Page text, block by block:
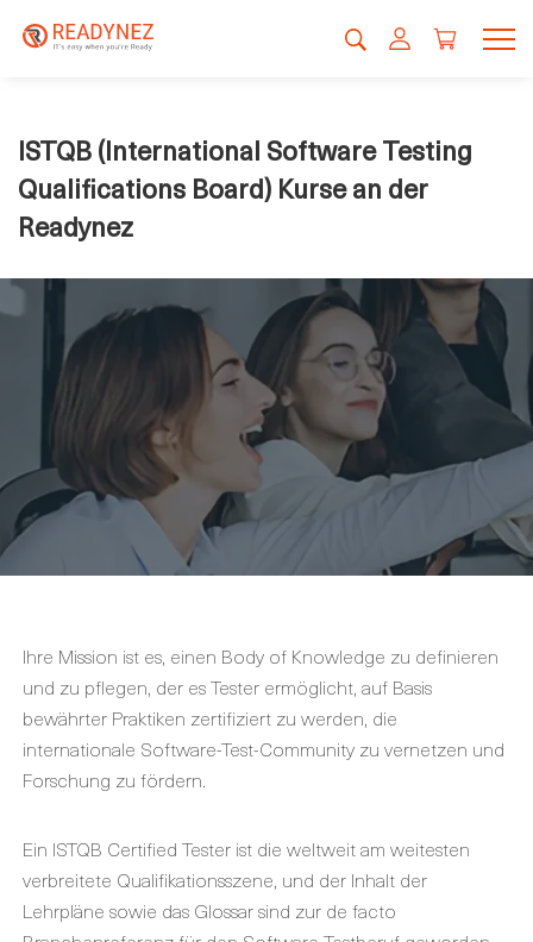
ISTQB (International Software Testing
Qualifications Board) Kurse an der
Readynez
Ihre Mission ist es, einen Body of Knowledge zu definieren
und zu pflegen, der es Tester ermöglicht, auf Basis
bewährter Praktiken zertifiziert zu werden, die
internationale Software-Test-Community zu vernetzen und
Forschung zu fördern.
Ein ISTQB Certified Tester ist die weltweit am weitesten
verbreitete Qualifikationsszene, und der Inhalt der
Lehrpläne sowie das Glossar sind zur de facto